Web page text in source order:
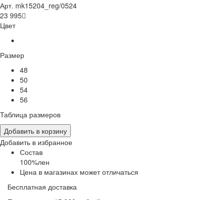
Арт. mk15204_reg/0524
23 995
Цвет
Размер
48
50
54
56
Таблица размеров
Добавить в корзину
Добавить в избранное
Состав
100%лен
Цена в магазинах может отличаться
Бесплатная доставка